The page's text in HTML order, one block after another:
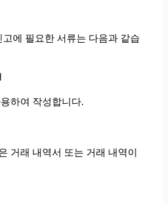
에 필요한 서류는 다음과 같습
하여 작성합니다.
거래 내역서 또는 거래 내역이